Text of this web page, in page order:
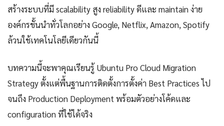
สร้างระบบที่มี scalability สูง reliability ดีและ maintain ง่าย
องค์กรชั้นนำทั่วโลกอย่าง Google, Netflix, Amazon, Spotify
ล้วนใช้เทคโนโลยีเดียวกันนี้
บทความนี้จะพาคุณเรียนรู้ Ubuntu Pro Cloud Migration
Strategy ตั้งแต่พื้นฐานการติดตั้งการตั้งค่า Best Practices ไป
จนถึง Production Deployment พร้อมตัวอย่างโค้ดและ
configuration ที่ใช้ได้จริง